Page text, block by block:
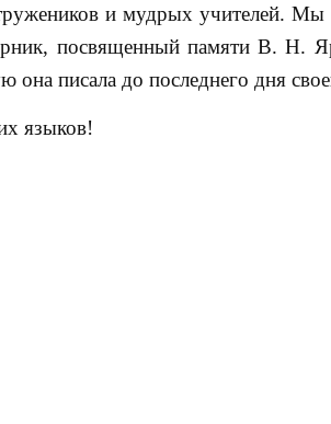
и мудрых учителей.
посвященный памяти В. Н.
она писала до последнего дня
языков!